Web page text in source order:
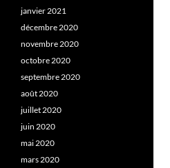
janvier 2021
décembre 2020
novembre 2020
octobre 2020
septembre 2020
août 2020
juillet 2020
juin 2020
mai 2020
mars 2020